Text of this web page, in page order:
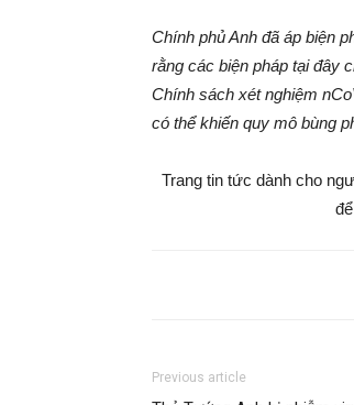
Chính phủ Anh đã áp biện
rằng các biện pháp tại đây
Chính sách xét nghiệm
có thể khiến quy mô bùng
Trang tin tức dành cho
Previous article